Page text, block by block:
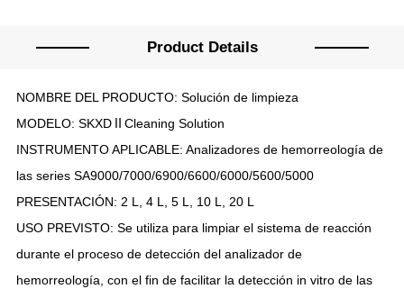
Product Details
NOMBRE DEL PRODUCTO: Solución de limpieza
MODELO: SKXDⅡCleaning Solution
INSTRUMENTO APLICABLE: Analizadores de hemorreología de
las series SA9000/7000/6900/6600/6000/5600/5000
PRESENTACIÓN: 2 L, 4 L, 5 L, 10 L, 20 L
USO PREVISTO: Se utiliza para limpiar el sistema de reacción
durante el proceso de detección del analizador de
hemorreología, con el fin de facilitar la detección in vitro de las